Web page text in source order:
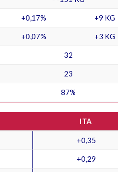
+0,17% +9 KG
+0,07% +3 KG
32
23
87%
ITA
+0,35
+0,29